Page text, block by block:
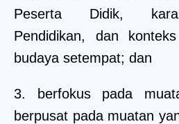
Peserta Didik,
Pendidikan, dan
budaya setempat; dan
3. berfokus pada
berpusat pada muatan